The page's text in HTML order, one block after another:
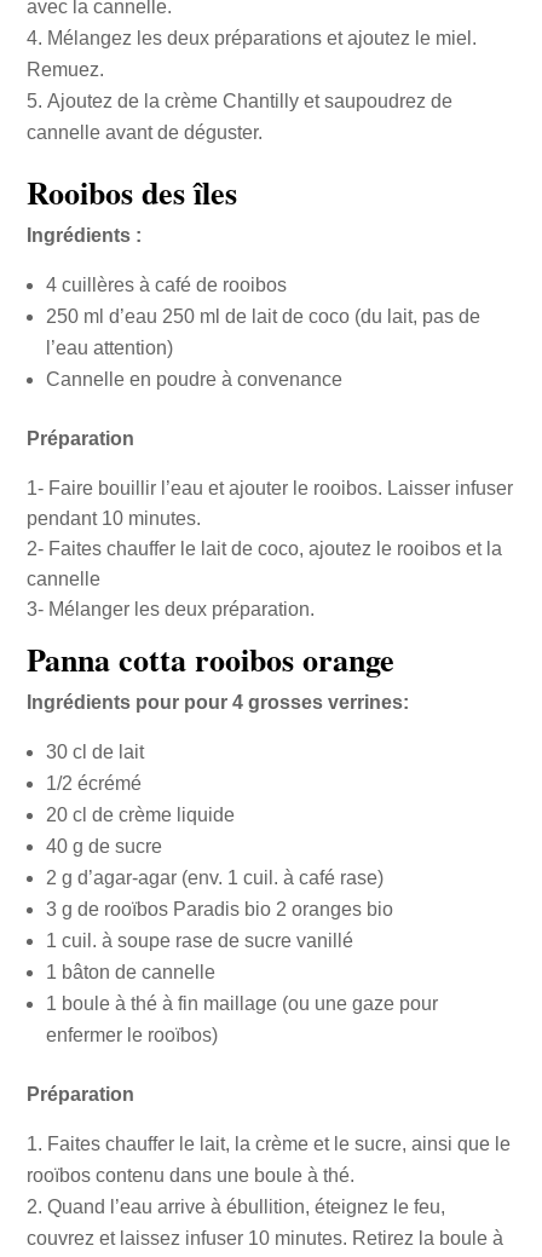
avec la cannelle.
Mélangez les deux préparations et ajoutez le miel.
Remuez.
Ajoutez de la crème Chantilly et saupoudrez de
cannelle avant de déguster.
Rooibos des îles
Ingrédients :
4 cuillères à café de rooibos
250 ml d’eau 250 ml de lait de coco (du lait, pas de
l’eau attention)
Cannelle en poudre à convenance
Préparation
1- Faire bouillir l’eau et ajouter le rooibos. Laisser infuser
pendant 10 minutes.
2- Faites chauffer le lait de coco, ajoutez le rooibos et la
cannelle
3- Mélanger les deux préparation.
Panna cotta rooibos orange
Ingrédients pour pour 4 grosses verrines:
30 cl de lait
1/2 écrémé
20 cl de crème liquide
40 g de sucre
2 g d’agar-agar (env. 1 cuil. à café rase)
3 g de rooïbos Paradis bio 2 oranges bio
1 cuil. à soupe rase de sucre vanillé
1 bâton de cannelle
1 boule à thé à fin maillage (ou une gaze pour
enfermer le rooïbos)
Préparation
Faites chauffer le lait, la crème et le sucre, ainsi que le
rooïbos contenu dans une boule à thé.
Quand l’eau arrive à ébullition, éteignez le feu,
couvrez et laissez infuser 10 minutes. Retirez la boule à